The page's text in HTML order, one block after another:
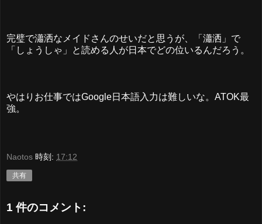
完璧で瀟洒なメイドさんのせいだと思うが、「瀟洒」で
「しょうしゃ」と読める人が日本でどの位いるんだろう。
やはりお仕事ではGoogle日本語入力は難しいな。ATOK最
強。
Naotos 時刻: 17:12
共有
1 件のコメント: